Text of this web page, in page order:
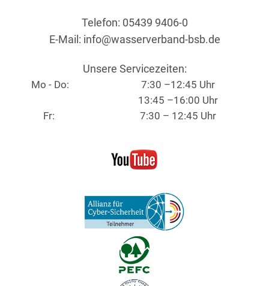
Telefon: 05439 9406-0
E-Mail: info@wasserverband-bsb.de
Unsere Servicezeiten:
Mo - Do:
7:30 –12:45 Uhr
13:45 –16:00 Uhr
Fr:
7:30 – 12:45 Uhr